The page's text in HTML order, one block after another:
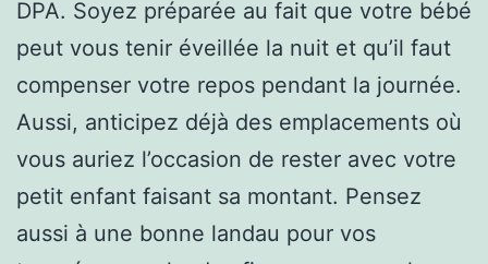
DPA. Soyez préparée au fait que votre bébé
peut vous tenir éveillée la nuit et qu’il faut
compenser votre repos pendant la journée.
Aussi, anticipez déjà des emplacements où
vous auriez l’occasion de rester avec votre
petit enfant faisant sa montant. Pensez
aussi à une bonne landau pour vos